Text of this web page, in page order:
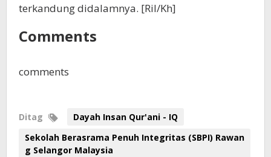
terkandung didalamnya. [Ril/Kh]
Comments
comments
Ditag
Dayah Insan Qur'ani - IQ
Sekolah Berasrama Penuh Integritas (SBPI) Rawan
g Selangor Malaysia